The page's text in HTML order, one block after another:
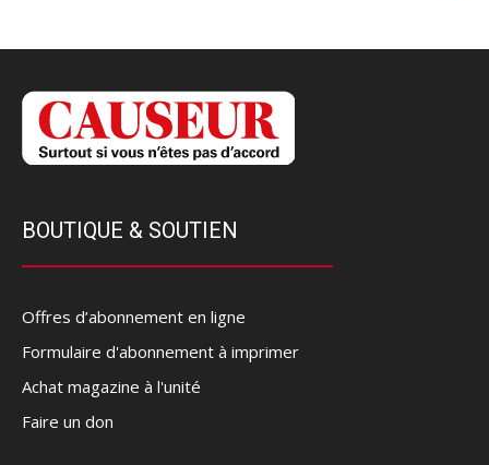
BOUTIQUE & SOUTIEN
Offres d’abonnement en ligne
Formulaire d'abonnement à imprimer
Achat magazine à l'unité
Faire un don